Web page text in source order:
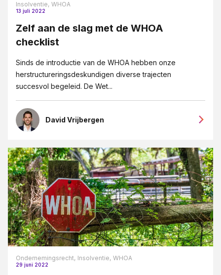
Insolventie, WHOA
13 juli 2022
Zelf aan de slag met de WHOA
checklist
Sinds de introductie van de WHOA hebben onze
herstructureringsdeskundigen diverse trajecten
succesvol begeleid. De Wet...
David Vrijbergen
Ondernemingsrecht, Insolventie, WHOA
29 juni 2022